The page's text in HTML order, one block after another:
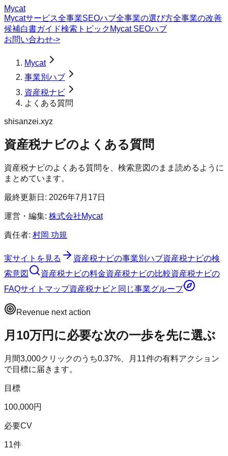
Mycat
Mycatサービス全事業SEOハブ全事業の選び方全事業の改善
候補白書ガイド検索トピック Mycat SEOハブ
お問い合わせ->
Mycat
事業別ハブ
資産税ナビ
よくある質問
shisanzei.xyz
資産税ナビのよくある質問
資産税ナビのよくある質問を、検索意図のまま読めるように
まとめています。
最終更新日: 2026年7月17日
運営・編集: 株式会社Mycat
責任者: 村岡 功規
実サイトを見る 資産税ナビの事業別ハブ資産税ナビの検
索意図
資産税ナビの料金資産税ナビの比較資産税ナビの
FAQサイトマップ資産税ナビと同じ事業グループ
Revenue next action
月10万円に必要な次の一歩を先に選ぶ
月間3,000クリックのうち0.37%、月 11件の有料アクション
で目標に届きます。
目標
100,000円
必要CV
11件